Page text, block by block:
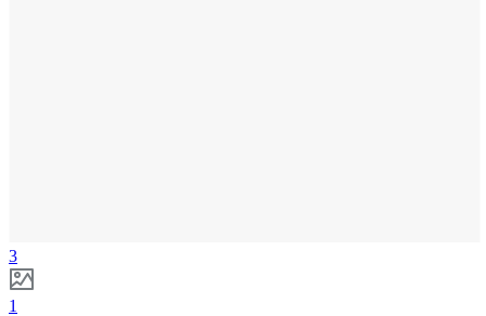
3
1